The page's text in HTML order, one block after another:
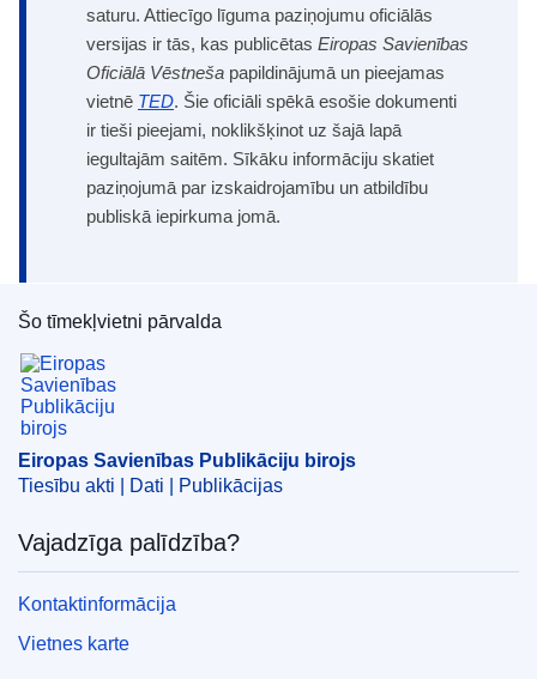
saturu. Attiecīgo līguma paziņojumu oficiālās
versijas ir tās, kas publicētas Eiropas Savienības
Oficiālā Vēstneša papildinājumā un pieejamas
vietnē TED. Šie oficiāli spēkā esošie dokumenti
ir tieši pieejami, noklikšķinot uz šajā lapā
iegultajām saitēm. Sīkāku informāciju skatiet
paziņojumā par izskaidrojamību un atbildību
publiskā iepirkuma jomā.
Eiropas Savienības Publikāciju birojs
Šo tīmekļvietni pārvalda
Eiropas Savienības Publikāciju birojs
Tiesību akti | Dati | Publikācijas
Vajadzīga palīdzība?
Kontaktinformācija
Vietnes karte